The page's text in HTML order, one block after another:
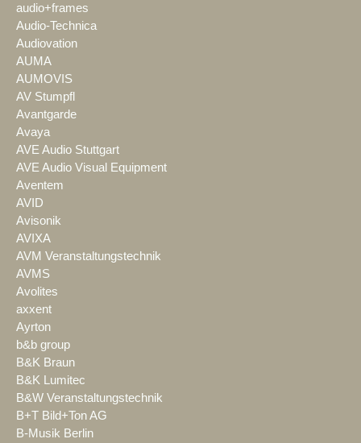
audio+frames
Audio-Technica
Audiovation
AUMA
AUMOVIS
AV Stumpfl
Avantgarde
Avaya
AVE Audio Stuttgart
AVE Audio Visual Equipment
Aventem
AVID
Avisonik
AVIXA
AVM Veranstaltungstechnik
AVMS
Avolites
axxent
Ayrton
b&b group
B&K Braun
B&K Lumitec
B&W Veranstaltungstechnik
B+T Bild+Ton AG
B-Musik Berlin